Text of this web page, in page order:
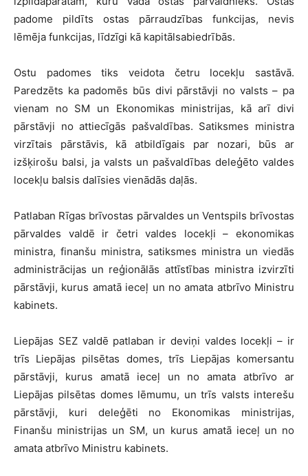
padome pildīts ostas pārraudzības funkcijas, nevis
lēmēja funkcijas, līdzīgi kā kapitālsabiedrībās.
Ostu padomes tiks veidota četru locekļu sastāvā.
Paredzēts ka padomēs būs divi pārstāvji no valsts – pa
vienam no SM un Ekonomikas ministrijas, kā arī divi
pārstāvji no attiecīgās pašvaldības. Satiksmes ministra
virzītais pārstāvis, kā atbildīgais par nozari, būs ar
izšķirošu balsi, ja valsts un pašvaldības deleģēto valdes
locekļu balsis dalīsies vienādās daļās.
Patlaban Rīgas brīvostas pārvaldes un Ventspils brīvostas
pārvaldes valdē ir četri valdes locekļi – ekonomikas
ministra, finanšu ministra, satiksmes ministra un viedās
administrācijas un reģionālās attīstības ministra izvirzīti
pārstāvji, kurus amatā ieceļ un no amata atbrīvo Ministru
kabinets.
Liepājas SEZ valdē patlaban ir deviņi valdes locekļi – ir
trīs Liepājas pilsētas domes, trīs Liepājas komersantu
pārstāvji, kurus amatā ieceļ un no amata atbrīvo ar
Liepājas pilsētas domes lēmumu, un trīs valsts interešu
pārstāvji, kuri deleģēti no Ekonomikas ministrijas,
Finanšu ministrijas un SM, un kurus amatā ieceļ un no
amata atbrīvo Ministru kabinets.